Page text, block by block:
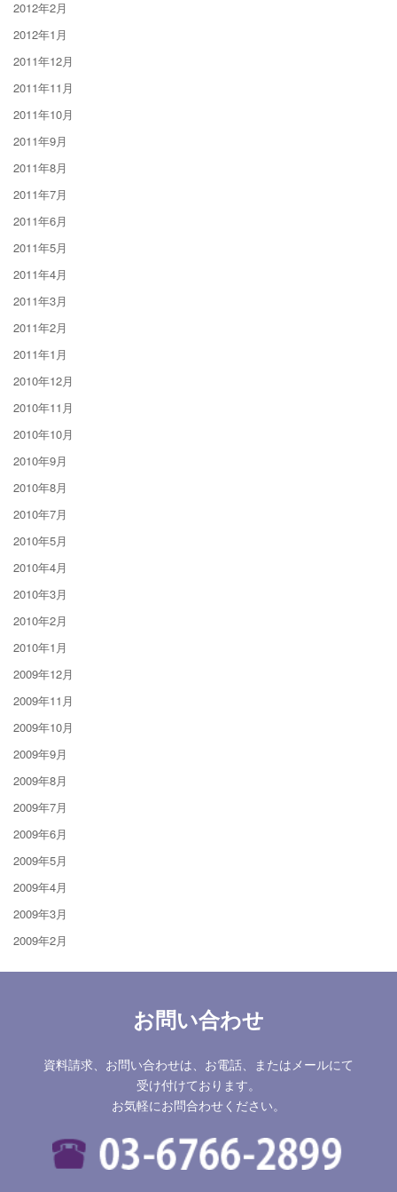
2012年2月
2012年1月
2011年12月
2011年11月
2011年10月
2011年9月
2011年8月
2011年7月
2011年6月
2011年5月
2011年4月
2011年3月
2011年2月
2011年1月
2010年12月
2010年11月
2010年10月
2010年9月
2010年8月
2010年7月
2010年5月
2010年4月
2010年3月
2010年2月
2010年1月
2009年12月
2009年11月
2009年10月
2009年9月
2009年8月
2009年7月
2009年6月
2009年5月
2009年4月
2009年3月
2009年2月
お問い合わせ
資料請求、お問い合わせは、お電話、またはメールにて
受け付けております。
お気軽にお問合わせください。